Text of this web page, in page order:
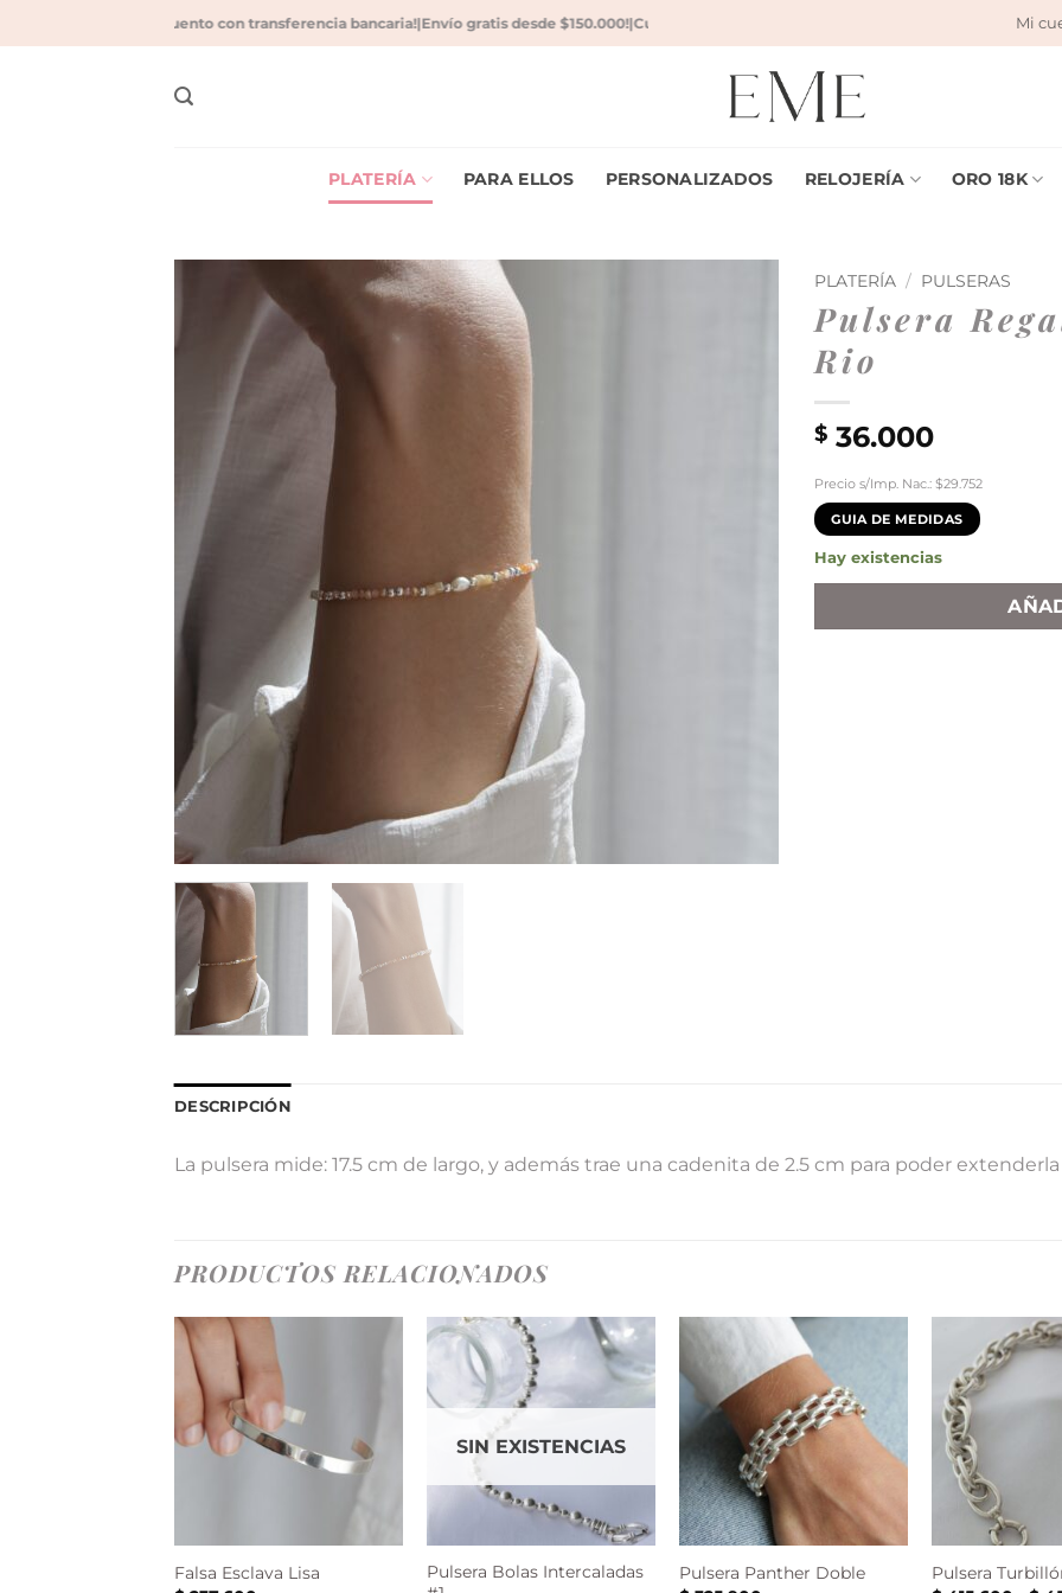
al
10 % de descuento con transferencia bancaria!|Envío gratis desde $150.000!|Cuotas sin interés! 10 % de descuento con transferenciaMi
PLATERÍA PARA ELLOS PERSONALIZADOS RELOJERÍA ORO 18K
PLATERÍA / PULSERAS
Pulsera
Rio
$ 36.000
Precio s/Imp. Nac.: $29.752
GUIA DE MEDIDAS
Hay existencias
DESCRIPCIÓN
La pulsera mide: 17.5 cm de largo, y además trae una cadenita de 2.5 cm para poder extenderla
PRODUCTOS RELACIONADOS
Falsa Esclava Lisa
SIN EXISTENCIAS
Pulsera Bolas Intercaladas
Pulsera Panther Doble
Pulsera